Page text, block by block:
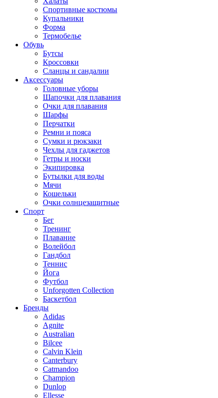
Спортивные костюмы
Купальники
Форма
Термобелье
Обувь
Бутсы
Кроссовки
Сланцы и сандалии
Аксессуары
Головные уборы
Шапочки для плавания
Очки для плавания
Шарфы
Перчатки
Ремни и пояса
Сумки и рюкзаки
Чехлы для гаджетов
Гетры и носки
Экипировка
Бутылки для воды
Мячи
Кошельки
Очки солнцезащитные
Спорт
Бег
Тренинг
Плавание
Волейбол
Гандбол
Теннис
Йога
Футбол
Unforgotten Collection
Баскетбол
Бренды
Adidas
Agnite
Australian
Bilcee
Calvin Klein
Canterbury
Catmandoo
Champion
Dunlop
Ellesse